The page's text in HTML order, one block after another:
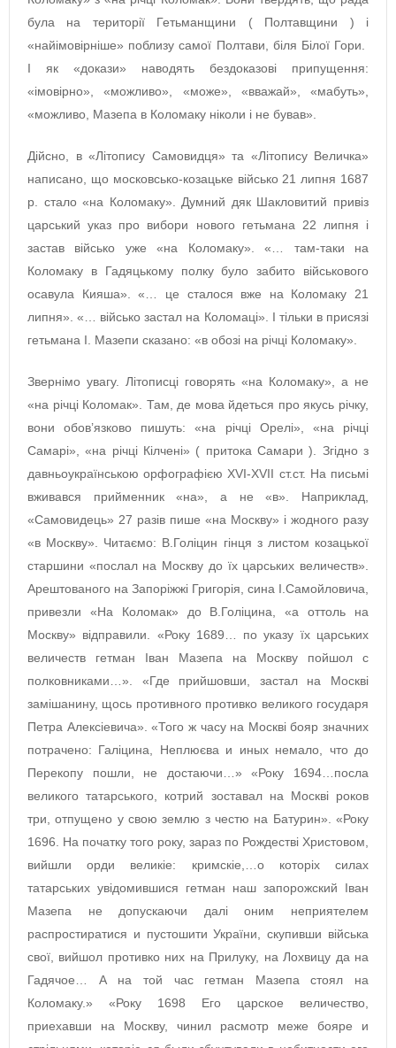
була на території Гетьманщини ( Полтавщини ) і
«найімовірніше» поблизу самої Полтави, біля Білої Гори.
І як «докази» наводять бездоказові припущення:
«імовірно», «можливо», «може», «вважай», «мабуть»,
«можливо, Мазепа в Коломаку ніколи і не бував».
Дійсно, в «Літопису Самовидця» та «Літопису Величка»
написано, що московсько-козацьке військо 21 липня 1687
р. стало «на Коломаку». Думний дяк Шакловитий привіз
царський указ про вибори нового гетьмана 22 липня і
застав військо уже «на Коломаку». «… там-таки на
Коломаку в Гадяцькому полку було забито військового
осавула Кияша». «… це сталося вже на Коломаку 21
липня». «… військо застал на Коломаці». І тільки в присязі
гетьмана І. Мазепи сказано: «в обозі на річці Коломаку».
Звернімо увагу. Літописці говорять «на Коломаку», а не
«на річці Коломак». Там, де мова йдеться про якусь річку,
вони обов’язково пишуть: «на річці Орелі», «на річці
Самарі», «на річці Кілчені» ( притока Самари ). Згідно з
давньоукраїнською орфографією XVI-XVII ст.ст. На письмі
вживався прийменник «на», а не «в». Наприклад,
«Самовидець» 27 разів пише «на Москву» і жодного разу
«в Москву». Читаємо: В.Голіцин гінця з листом козацької
старшини «послал на Москву до їх царських величеств».
Арештованого на Запоріжжі Григорія, сина І.Самойловича,
привезли «На Коломак» до В.Голіцина, «а оттоль на
Москву» відправили. «Року 1689… по указу їх царських
величеств гетман Іван Мазепа на Москву пойшол с
полковниками…». «Где прийшовши, застал на Москві
замішанину, щось противного противко великого государя
Петра Алексіевича». «Того ж часу на Москві бояр значних
потрачено: Галіцина, Неплюєва и иных немало, что до
Перекопу пошли, не достаючи…» «Року 1694…посла
великого татарського, котрий зоставал на Москві роков
три, отпущено у свою землю з честю на Батурин». «Року
1696. На початку того року, зараз по Рождестві Христовом,
вийшли орди великіе: кримскіе,…о которіх силах
татарських увідомившися гетман наш запорожский Іван
Мазепа не допускаючи далі оним неприятелем
распростиратися и пустошити України, скупивши війська
свої, вийшол противко них на Прилуку, на Лохвицу да на
Гадячое… А на той час гетман Мазепа стоял на
Коломаку.» «Року 1698 Его царское величество,
приехавши на Москву, чинил расмотр меже бояре и